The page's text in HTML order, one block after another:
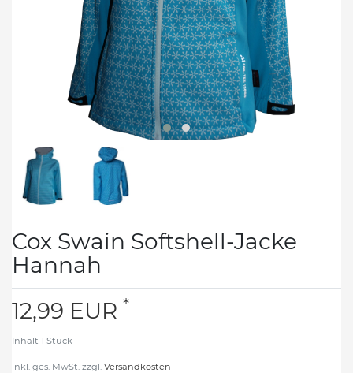
Cox Swain Softshell-Jacke
Hannah
12,99 EUR *
Inhalt 1 Stück
inkl. ges. MwSt. zzgl. Versandkosten